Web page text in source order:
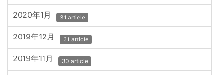
2020年1月 31 article
2019年12月 31 article
2019年11月 30 article